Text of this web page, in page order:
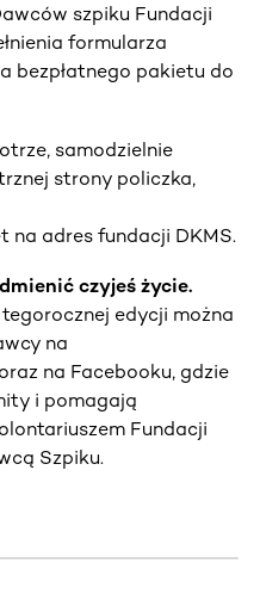
szpiku Fundacji
formularza
bezpłatnego pakietu do
samodzielnie
strony policzka,
na adres fundacji DKMS.
czyjeś życie.
edycji można
na
oraz na Facebooku, gdzie
i pomagają
Fundacji
Szpiku.